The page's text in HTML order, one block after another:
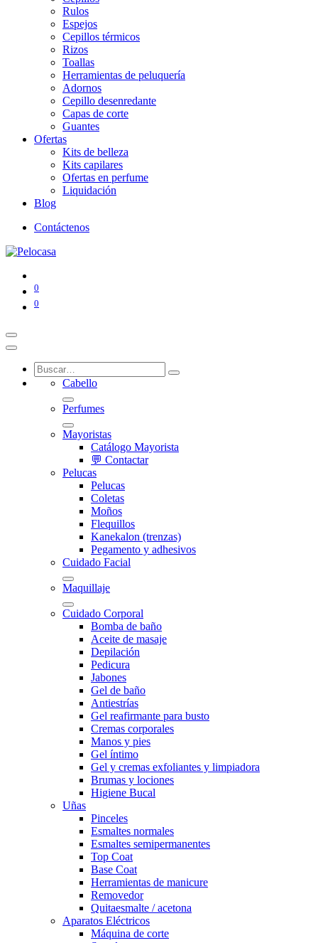
Rulos
Espejos
Cepillos térmicos
Rizos
Toallas
Herramientas de peluquería
Adornos
Cepillo desenredante
Capas de corte
Guantes
Ofertas
Kits de belleza
Kits capilares
Ofertas en perfume
Liquidación
Blog
Contáctenos
0
0
Cabello
Perfumes
Mayoristas
Catálogo Mayorista
💬 Contactar
Pelucas
Pelucas
Coletas
Moños
Flequillos
Kanekalon (trenzas)
Pegamento y adhesivos
Cuidado Facial
Maquillaje
Cuidado Corporal
Bomba de baño
Aceite de masaje
Depilación
Pedicura
Jabones
Gel de baño
Antiestrías
Gel reafirmante para busto
Cremas corporales
Manos y pies
Gel íntimo
Gel y cremas exfoliantes y limpiadora
Brumas y lociones
Higiene Bucal
Uñas
Pinceles
Esmaltes normales
Esmaltes semipermanentes
Top Coat
Base Coat
Herramientas de manicure
Removedor
Quitaesmalte / acetona
Aparatos Eléctricos
Máquina de corte